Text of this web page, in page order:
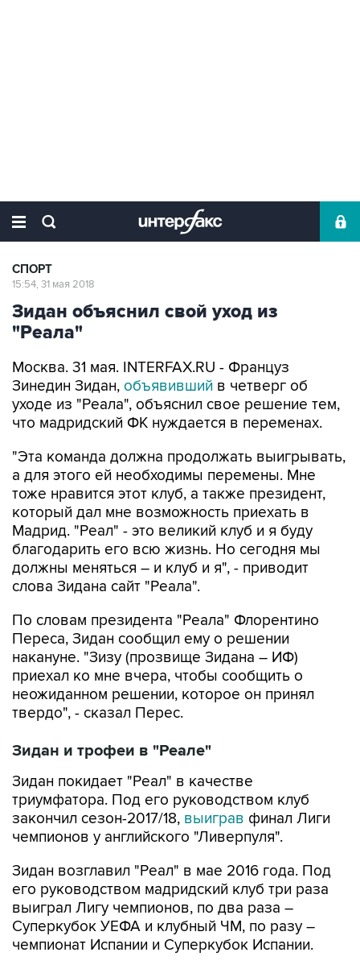
СПОРТ
15:54, 31 мая 2018
Зидан объяснил свой уход из
"Реала"
Москва. 31 мая. INTERFAX.RU - Француз
Зинедин Зидан, объявивший в четверг об
уходе из "Реала", объяснил свое решение тем,
что мадридский ФК нуждается в переменах.
"Эта команда должна продолжать выигрывать,
а для этого ей необходимы перемены. Мне
тоже нравится этот клуб, а также президент,
который дал мне возможность приехать в
Мадрид. "Реал" - это великий клуб и я буду
благодарить его всю жизнь. Но сегодня мы
должны меняться – и клуб и я", - приводит
слова Зидана сайт "Реала".
По словам президента "Реала" Флорентино
Переса, Зидан сообщил ему о решении
накануне. "Зизу (прозвище Зидана – ИФ)
приехал ко мне вчера, чтобы сообщить о
неожиданном решении, которое он принял
твердо", - сказал Перес.
Зидан и трофеи в "Реале"
Зидан покидает "Реал" в качестве
триумфатора. Под его руководством клуб
закончил сезон-2017/18, выиграв финал Лиги
чемпионов у английского "Ливерпуля".
Зидан возглавил "Реал" в мае 2016 года. Под
его руководством мадридский клуб три раза
выиграл Лигу чемпионов, по два раза –
Суперкубок УЕФА и клубный ЧМ, по разу –
чемпионат Испании и Суперкубок Испании.